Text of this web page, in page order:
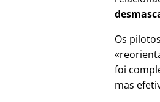
Os
foi
mas